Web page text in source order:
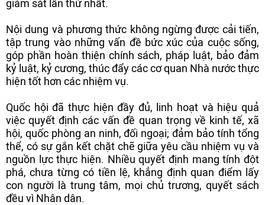
giám sát lần thứ nhất.
Nội dung và phương thức không ngừng được cải tiến,
tập trung vào những vấn đề bức xúc của cuộc sống,
góp phần hoàn thiện chính sách, pháp luật, bảo đảm
kỷ luật, kỷ cương, thúc đẩy các cơ quan Nhà nước thực
hiện tốt hơn các nhiệm vụ.
Quốc hội đã thực hiện đầy đủ, linh hoạt và hiệu quả
việc quyết định các vấn đề quan trọng về kinh tế, xã
hội, quốc phòng an ninh, đối ngoại; đảm bảo tính tổng
thể, có sự gắn kết chặt chẽ giữa yêu cầu nhiệm vụ và
nguồn lực thực hiện. Nhiều quyết định mang tính đột
phá, chưa từng có tiền lệ, khẳng định quan điểm lấy
con người là trung tâm, mọi chủ trương, quyết sách
đều vì Nhân dân.